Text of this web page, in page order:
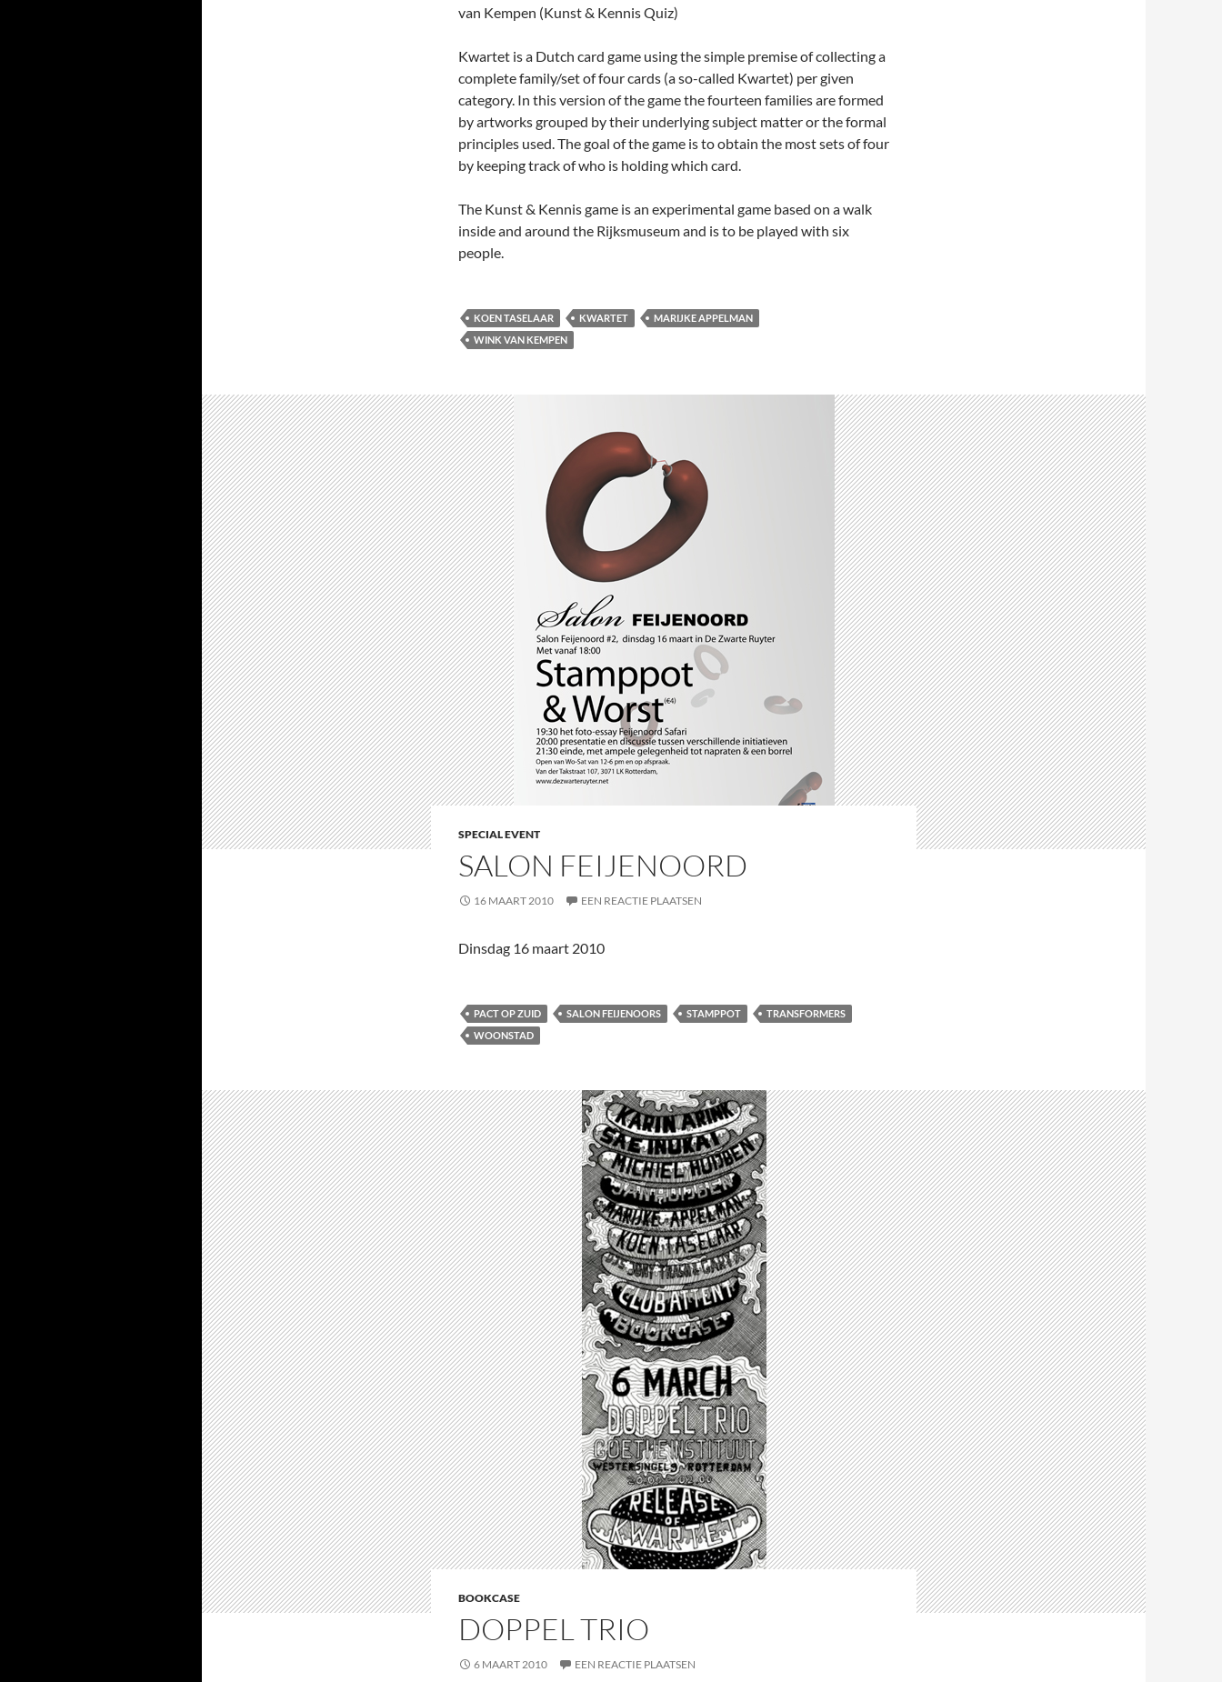
van Kempen (Kunst & Kennis Quiz)
Kwartet is a Dutch card game using the simple premise of collecting a
complete family/set of four cards (a so-called Kwartet) per given
category. In this version of the game the fourteen families are formed
by artworks grouped by their underlying subject matter or the formal
principles used. The goal of the game is to obtain the most sets of four
by keeping track of who is holding which card.
The Kunst & Kennis game is an experimental game based on a walk
inside and around the Rijksmuseum and is to be played with six
people.
KOEN TASELAAR KWARTET
MARIJKE APPELMAN
WINK VAN KEMPEN
SPECIAL EVENT
SALON FEIJENOORD
16 MAART 2010 EEN REACTIE PLAATSEN
Dinsdag 16 maart 2010
PACT OP ZUID SALON FEIJENOORS STAMPPOT
TRANSFORMERS
WOONSTAD
BOOKCASE
DOPPEL TRIO
6 MAART 2010 EEN REACTIE PLAATSEN